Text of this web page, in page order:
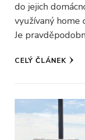
do jejich
využívaný home
Je
CELÝ ČLÁNEK